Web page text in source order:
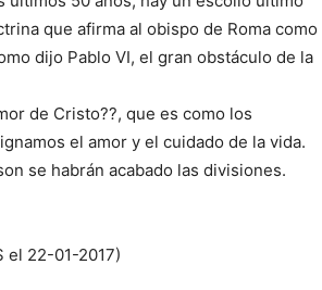
que afirma al obispo de Roma como
dijo Pablo VI, el gran obstáculo de la
de Cristo??, que es como los
el amor y el cuidado de la vida.
se habrán acabado las divisiones.
el 22-01-2017)